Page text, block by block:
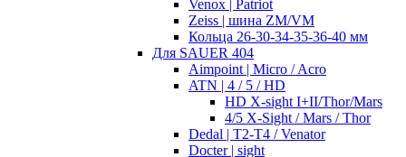
Venox | Patriot
Zeiss | шина ZM/VM
Кольца 26-30-34-35-36-40 мм
Для SAUER 404
Aimpoint | Micro / Acro
ATN | 4 / 5 / HD
HD X-sight I+II/Thor/Mars
4/5 X-Sight / Mars / Thor
Dedal | T2-T4 / Venator
Docter | sight